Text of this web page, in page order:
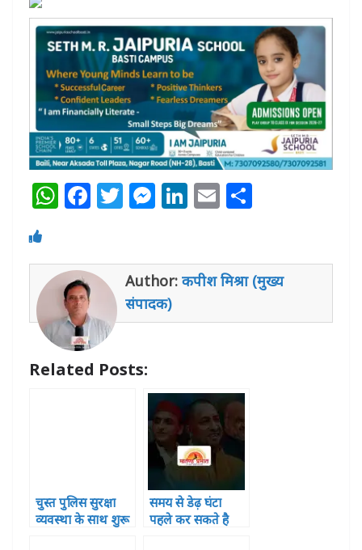
W
s
A
p
p
F
e
o
o
k
T
e
r
M
e
n
g
Li
e
n
E
l e
Author: कपीश मिश्रा (मुख्य
संपादक)
Related Posts:
चुस्त पुलिस सुरक्षा
व्यवस्था के साथ शुरू
समय से डेढ़ घंटा
पहले कर सकते है